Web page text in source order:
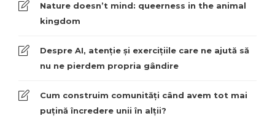
Nature doesn’t mind: queerness in the animal
kingdom
Despre AI, atenție și exercițiile care ne ajută să
nu ne pierdem propria gândire
Cum construim comunități când avem tot mai
puțină încredere unii în alții?